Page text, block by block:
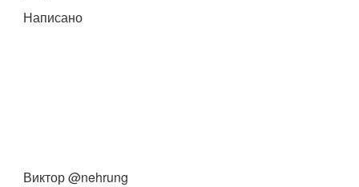
Написано
Виктор @nehrung